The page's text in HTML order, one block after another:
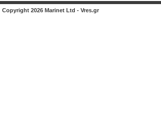
Copyright 2026 Marinet Ltd - Vres.gr